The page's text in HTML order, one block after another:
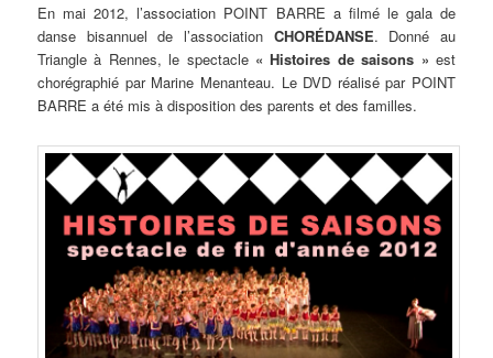
En mai 2012, l’association POINT BARRE a filmé le gala de
danse bisannuel de l’association CHORÉDANSE. Donné au
Triangle à Rennes, le spectacle « Histoires de saisons » est
chorégraphié par Marine Menanteau. Le DVD réalisé par POINT
BARRE a été mis à disposition des parents et des familles.